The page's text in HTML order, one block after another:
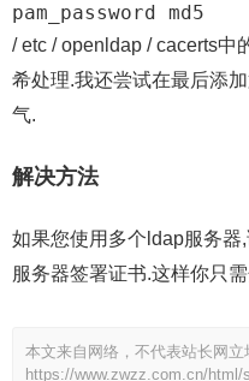
pam_password md5
/ etc / openldap / cacerts中
希处理.我还尝试在最后添
气.
解决方法
如果您使用多个ldap服务
服务器签署证书.这样你只
本文来自网络，不代表站长网立
https://www.zwzz.com.cn/html/